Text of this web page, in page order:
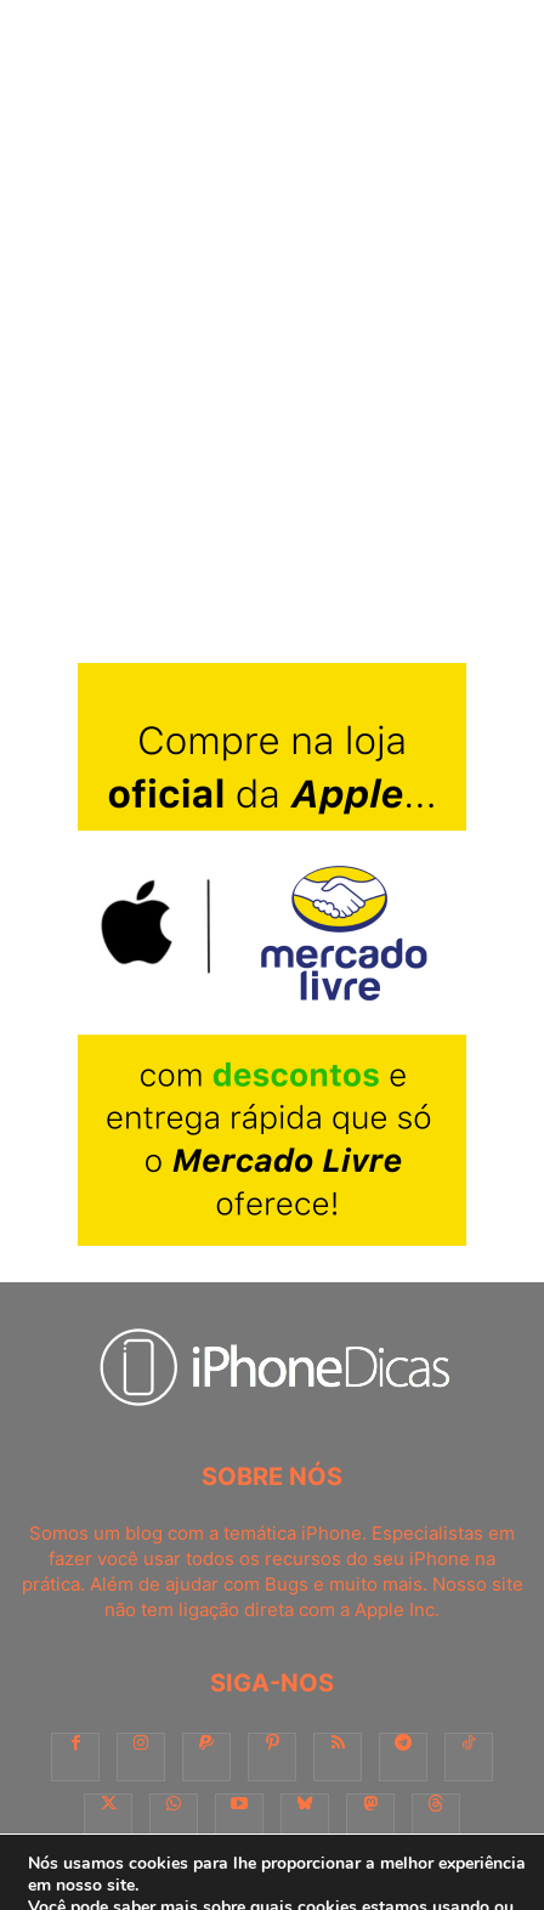
SOBRE NÓS
Somos um blog com a temática iPhone. Especialistas em
fazer você usar todos os recursos do seu iPhone na
prática. Além de ajudar com Bugs e muito mais. Nosso site
não tem ligação direta com a Apple Inc.
SIGA-NOS
Nós usamos cookies para lhe proporcionar a melhor experiência
em nosso site.